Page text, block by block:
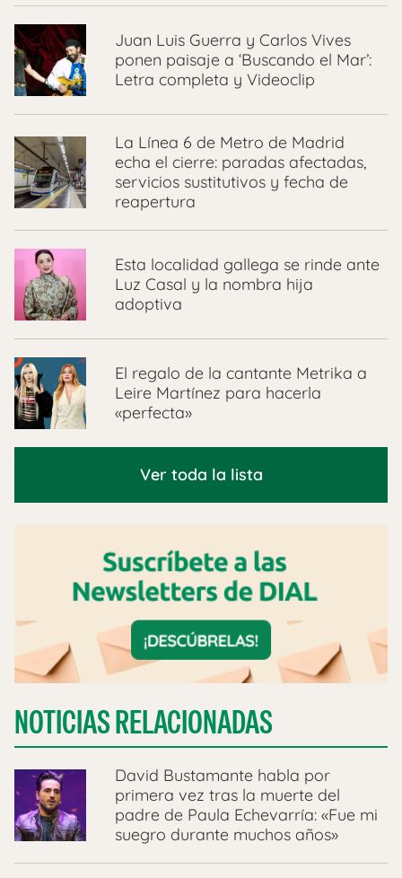
Juan Luis Guerra y Carlos Vives
ponen paisaje a ‘Buscando el Mar’:
Letra completa y Videoclip
La Línea 6 de Metro de Madrid
echa el cierre: paradas afectadas,
servicios sustitutivos y fecha de
reapertura
Esta localidad gallega se rinde ante
Luz Casal y la nombra hija
adoptiva
El regalo de la cantante Metrika a
Leire Martínez para hacerla
«perfecta»
Ver toda la lista
NOTICIAS RELACIONADAS
David Bustamante habla por
primera vez tras la muerte del
padre de Paula Echevarría: «Fue mi
suegro durante muchos años»